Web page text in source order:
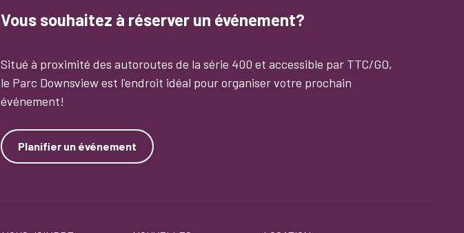
Vous souhaitez à réserver un événement?
Situé à proximité des autoroutes de la série 400 et accessible par TTC/GO,
le Parc Downsview est l'endroit idéal pour organiser votre prochain
événement!
Planifier un événement